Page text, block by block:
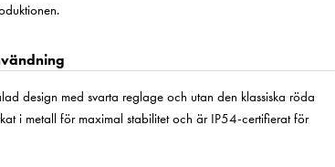
design med svarta reglage och utan den klassiska röda
i metall för maximal stabilitet och är IP54-certifierat för